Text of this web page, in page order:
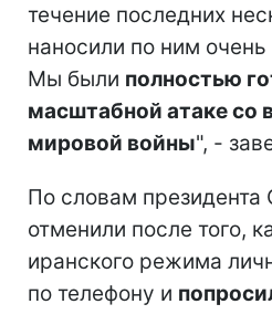
течение последних
наносили по ним
Мы были полностью
масштабной атаке со
мировой войны", -
По словам президента
отменили после того,
иранского режима
по телефону и